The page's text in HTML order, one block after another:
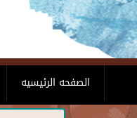
الصفحه الرئيسيه